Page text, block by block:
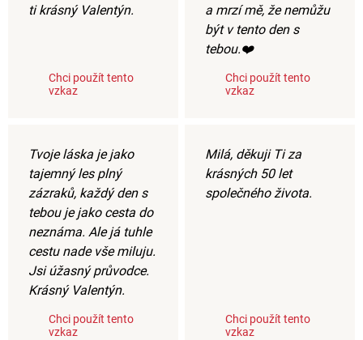
ti krásný Valentýn.
Chci použít tento
vzkaz
a mrzí mě, že nemůžu
být v tento den s
tebou.❤️
Chci použít tento
vzkaz
Tvoje láska je jako
tajemný les plný
zázraků, každý den s
tebou je jako cesta do
neznáma. Ale já tuhle
cestu nade vše miluju.
Jsi úžasný průvodce.
Krásný Valentýn.
Chci použít tento
vzkaz
Milá, děkuji Ti za
krásných 50 let
společného života.
Chci použít tento
vzkaz